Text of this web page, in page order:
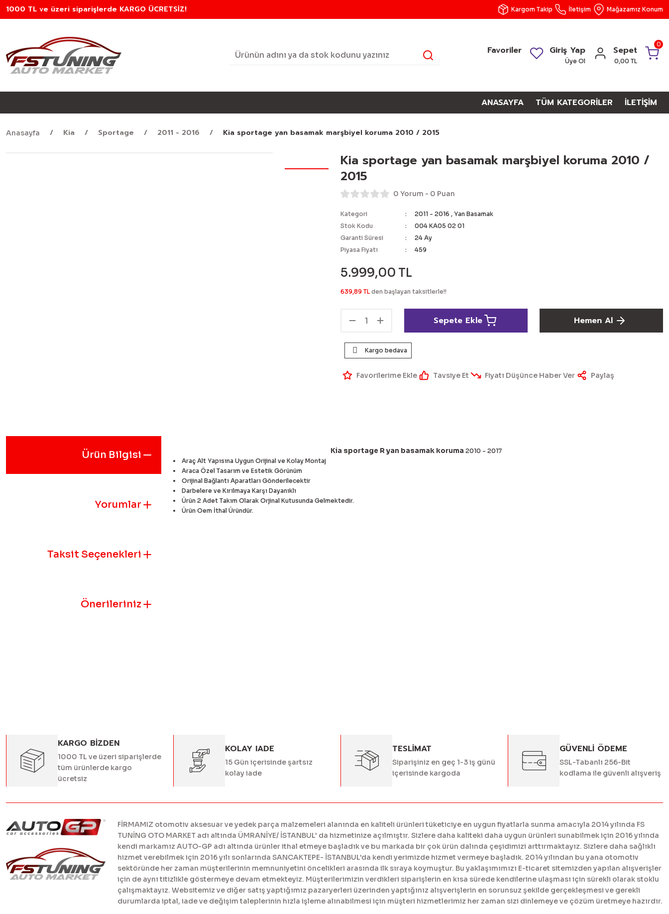
1000 TL ve üzeri siparişlerde KARGO ÜCRETSİZ! Kargom Takip İletişim Mağazamız Konum
Favoriler Giriş Yap
Üye Ol
Sepet
0,00 TL
0
ANASAYFA TÜM KATEGORİLER İLETİŞİM
Anasayfa Kia Sportage 2011 - 2016 Kia sportage yan basamak marşbiyel koruma 2010 / 2015
Kia sportage yan basamak marşbiyel koruma 2010 /
2015
0 Yorum - 0 Puan
Kategori 2011 - 2016 , Yan Basamak
Stok Kodu
004 KA05 02 01
Garanti Süresi
24 Ay
Piyasa Fiyatı
459
5.999,00 TL
639,89 TL den başlayan taksitlerle!!
Sepete Ekle Hemen Al
Kargo bedava
Tavsiye Et Fiyatı Düşünce Haber Ver Paylaş
Ürün Bilgisi
Yorumlar
Taksit Seçenekleri
Önerileriniz
Kia sportage R yan basamak koruma 2010 - 2017
Araç Alt Yapısına Uygun Orijinal ve Kolay Montaj
Araca Özel Tasarım ve Estetik Görünüm
Orijinal Bağlantı Aparatları Gönderilecektir
Darbelere ve Kırılmaya Karşı Dayanıklı
Ürün 2 Adet Takım Olarak Orjinal Kutusunda Gelmektedir.
Ürün Oem İthal Üründür.
KARGO BİZDEN
1000 TL ve üzeri siparişlerde
tüm ürünlerde kargo
ücretsiz
KOLAY IADE
15 Gün içerisinde şartsız
kolay iade
TESLİMAT
Siparişiniz en geç 1-3 iş günü
içerisinde kargoda
GÜVENLİ ÖDEME
SSL-Tabanlı 256-Bit
kodlama ile güvenli alışveriş
FİRMAMIZ otomotiv aksesuar ve yedek parça malzemeleri alanında en kaliteli ürünleri tüketiciye en uygun fiyatlarla sunma amacıyla 2014 yılında FS
TUNİNG OTO MARKET adı altında ÜMRANİYE/ İSTANBUL' da hizmetinize açılmıştır. Sizlere daha kaliteki daha uygun ürünleri sunabilmek için 2016 yılında
kendi markamız AUTO-GP adı altında ürünler ithal etmeye başladık ve bu markada bir çok ürün dalında çeşidimizi arttırmaktayız. Sizlere daha sağlıklı
hizmet verebilmek için 2016 yılı sonlarında SANCAKTEPE- İSTANBUL'da kendi yerimizde hizmet vermeye başladık. 2014 yılından bu yana otomotiv
sektöründe her zaman müşterilerinin memnuniyetini öncelikleri arasında ilk sıraya koymuştur. Bu yaklaşımımızı E-ticaret sitemizden yapılan alışverişler
için de aynı titizlikle göstermeye devam etmekteyiz. Müşterilerimizin verdikleri siparişlerin en kısa sürede kendilerine ulaşması için sürekli olarak stoklu
çalışmaktayız. Websitemiz ve diğer satış yaptığımız pazaryerleri üzerinden yaptığınız alışverişlerin en sorunsuz şekilde gerçekleşmesi ve gerekli
durumlarda iptal, iade ve değişim taleplerinin hızla işleme alınabilmesi için müşteri hizmetlerimiz her zaman sizi dinlemeye ve çözüm üretmeye hazırdır.